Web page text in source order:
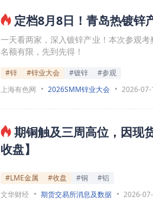
定档8月8日！青岛热镀锌
一天看两家，深入镀锌产业！本次参观
名额有限，先到先得！
#锌 #锌业大会 #镀锌
#参观
上海有色网
2026SMM锌业大会 2026-07-
期铜触及三周高位，因现
收盘】
#LME金属 #收盘 #铜
#铝
文华财经
期货交易所消息及数据 2026-